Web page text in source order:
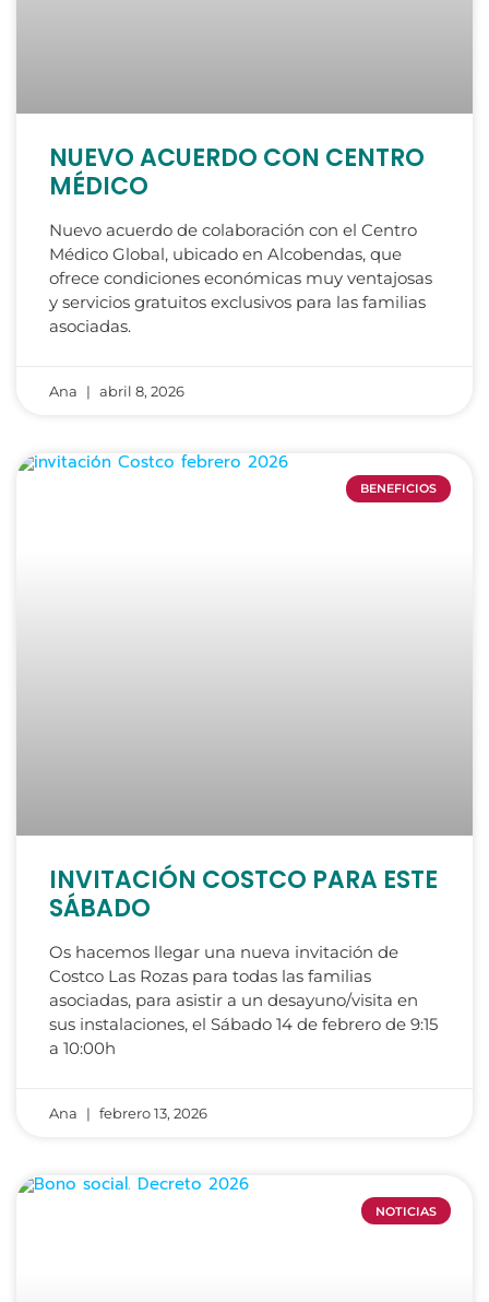
NUEVO ACUERDO CON CENTRO
MÉDICO
Nuevo acuerdo de colaboración con el Centro
Médico Global, ubicado en Alcobendas, que
ofrece condiciones económicas muy ventajosas
y servicios gratuitos exclusivos para las familias
asociadas.
Ana abril 8, 2026
BENEFICIOS
INVITACIÓN COSTCO PARA ESTE
SÁBADO
Os hacemos llegar una nueva invitación de
Costco Las Rozas para todas las familias
asociadas, para asistir a un desayuno/visita en
sus instalaciones, el Sábado 14 de febrero de 9:15
a 10:00h
Ana febrero 13, 2026
NOTICIAS